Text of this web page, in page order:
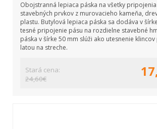
Obojstranná lepiaca páska na všetky
stavebných prvkov z murovacieho kameňa,
plastu. Butylová lepiaca páska sa dodáva v
tesné pripojenie pásu na rozdielne stavebné
páska v šírke 50 mm slúži ako utesnenie
latou na streche.
Stará cena:
24,60€